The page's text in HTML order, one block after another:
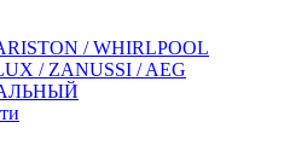
/ WHIRLPOOL
/ ZANUSSI / AEG